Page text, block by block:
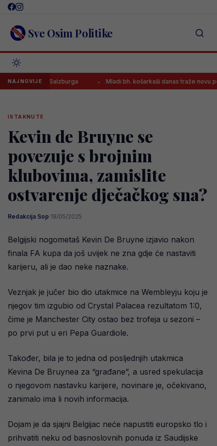
Skip
content Sve Osim Politike
NAJNOVIJE
dresu Salzburga Mladi bh. košarkaši danas traže novu
ISTAKNUTE
Kevin de Bruyne se
povezuje s brojnim
klubovima, zamislite
ostvarenje dječačkog sna?
Redakcija Sop·18/05/2025
Belgijski nogometaš Kevin De Bruyne izjavio nakon
finala FA kupa da još uvijek ne zna gdje će nastaviti
karijeru, ali je dao neke naznake.
Veznjak je jučer bio dio utakmice na Wembleyju koju je
njegov tim izgubio od Crystal Palacea rezultatom 1:0,
čime je Manchester City ostao bez trofeja u sezoni –
po prvi put u eri Pepa Guardiole.
Također, bila je to jedna od posljednjih utakmica
Kevina De Bruynea za “građane”, a usred spekulacija
o njegovom nastavku karijere, novinare je, očekivano,
zanimalo ima li novih informacija.
Dojam je da sjajni Belgijac neće napustiti europsko tlo i
prihvatiti neku od basnoslovnih ponuda iz Saudijske